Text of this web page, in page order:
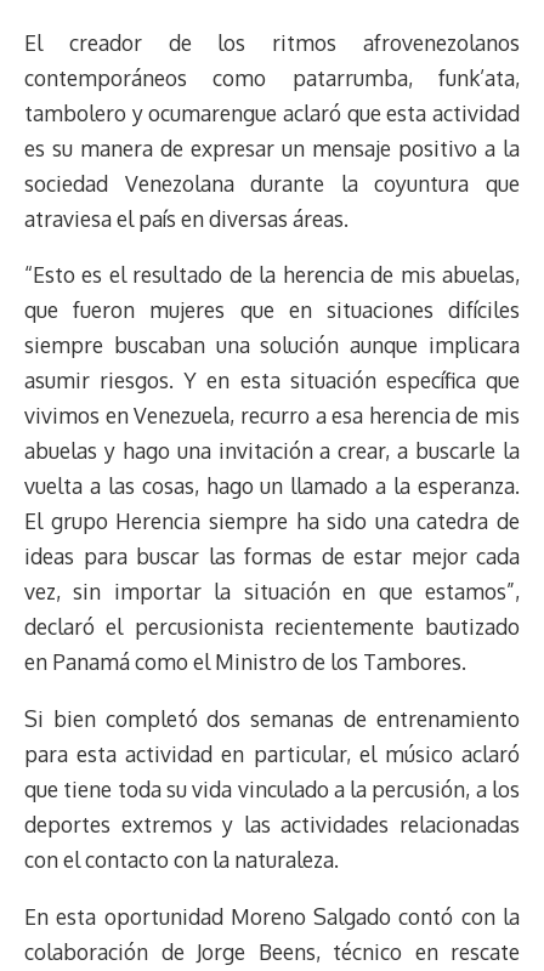
El creador de los ritmos afrovenezolanos
contemporáneos como patarrumba, funk’ata,
tambolero y ocumarengue aclaró que esta actividad
es su manera de expresar un mensaje positivo a la
sociedad Venezolana durante la coyuntura que
atraviesa el país en diversas áreas.
“Esto es el resultado de la herencia de mis abuelas,
que fueron mujeres que en situaciones difíciles
siempre buscaban una solución aunque implicara
asumir riesgos. Y en esta situación específica que
vivimos en Venezuela, recurro a esa herencia de mis
abuelas y hago una invitación a crear, a buscarle la
vuelta a las cosas, hago un llamado a la esperanza.
El grupo Herencia siempre ha sido una catedra de
ideas para buscar las formas de estar mejor cada
vez, sin importar la situación en que estamos”,
declaró el percusionista recientemente bautizado
en Panamá como el Ministro de los Tambores.
Si bien completó dos semanas de entrenamiento
para esta actividad en particular, el músico aclaró
que tiene toda su vida vinculado a la percusión, a los
deportes extremos y las actividades relacionadas
con el contacto con la naturaleza.
En esta oportunidad Moreno Salgado contó con la
colaboración de Jorge Beens, técnico en rescate